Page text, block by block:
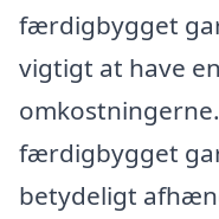
færdigbygget
vigtigt at have
færdigbygget
betydeligt